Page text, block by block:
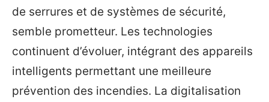
de serrures et de systèmes de sécurité,
semble prometteur. Les technologies
continuent d’évoluer, intégrant des appareils
intelligents permettant une meilleure
prévention des incendies. La digitalisation